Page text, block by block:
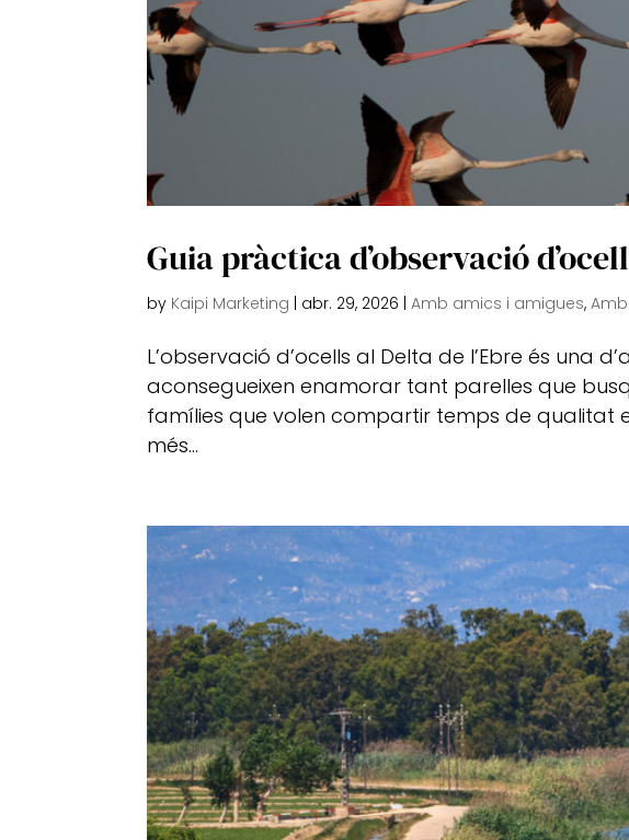
Guia pràctica d’observació
by Kaipi Marketing abr. 29, 2026 |Amb amics i amigues,
L’observació d’ocells al Delta de l’Ebre és una
aconsegueixen enamorar tant parelles que
famílies que volen compartir temps de qualitat
més...